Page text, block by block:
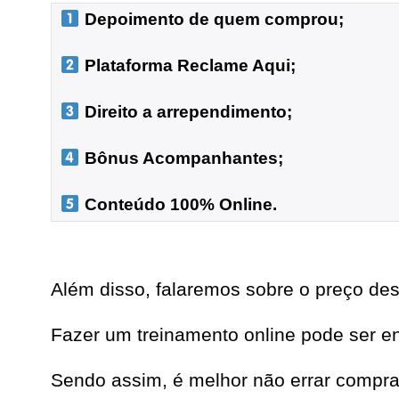
Depoimento de quem comprou;
Plataforma Reclame Aqui;
Direito a arrependimento;
Bônus Acompanhantes;
Conteúdo 100% Online.
Além disso, falaremos sobre o preço
Fazer um treinamento online pode ser
Sendo assim, é melhor não errar